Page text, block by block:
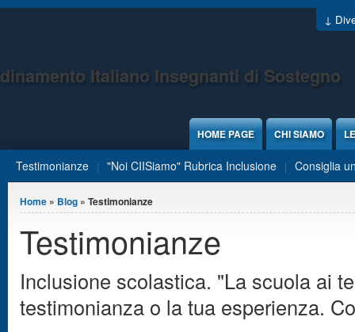
Jump to Content
↓
Italiano Insegnanti di Sostegno
HOME PAGE CHI SIAMO
Testimonianze "Noi CIISiamo" Rubrica Inclusione Consiglia
Tu sei qui
Home » Blog » Testimonianze
Testimonianze
Inclusione scolastica. "La scuola ai
testimonianza o la tua esperienza.